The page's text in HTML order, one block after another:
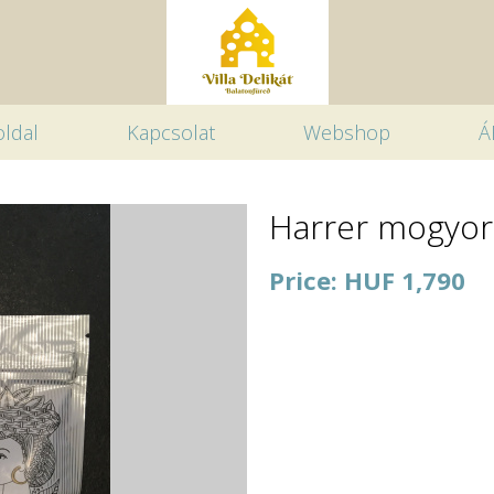
Kapcsolat Webshop
Harrer
Price: HUF 1,790